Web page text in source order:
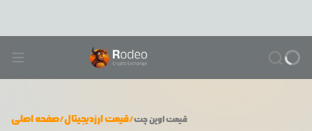
صفحه اصلی/قیمت ارزدیجیتال/ قیمتاوپن چت